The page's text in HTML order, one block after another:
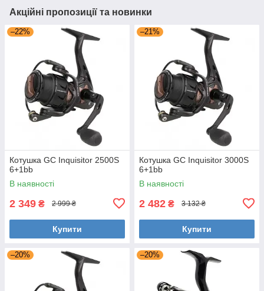
Акційні пропозиції та новинки
–22%
Котушка GC Inquisitor 2500S
6+1bb
В наявності
2 349 ₴ 2 999 ₴
Купити
–21%
Котушка GC Inquisitor 3000S
6+1bb
В наявності
2 482 ₴ 3 132 ₴
Купити
–20% –20%